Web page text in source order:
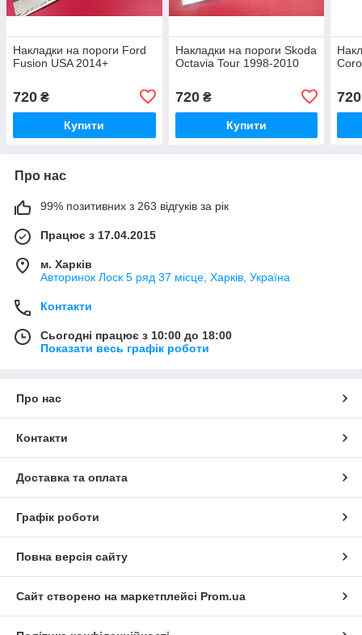
Накладки на пороги Ford
Fusion USA 2014+
720 ₴
Купити
Накладки на пороги Skoda
Octavia Tour 1998-2010
720₴
Купити
720
Про нас
99% позитивних з 263 відгуків за рік
Працює з 17.04.2015
м. Харків
Авторинок Лоск 5 ряд 37 місце, Харків, Україна
Контакти
Сьогодні працює з 10:00 до 18:00
Показати весь графік роботи
Про нас
Контакти
Доставка та оплата
Графік роботи
Повна версія сайту
Сайт створено на маркетплейсі Prom.ua